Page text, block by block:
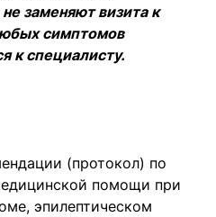
заменяют визита к
симптомов
к специалисту.
(протокол) по
помощи при
эпилептическом